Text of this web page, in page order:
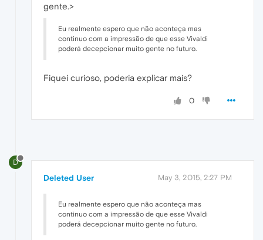
gente.>
Eu realmente espero que não aconteça mas
continuo com a impressão de que esse Vivaldi
poderá decepcionar muito gente no futuro.
Fiquei curioso, poderia explicar mais?
0
D
Deleted User May 3, 2015, 2:27 PM
Eu realmente espero que não aconteça mas
continuo com a impressão de que esse Vivaldi
poderá decepcionar muito gente no futuro.